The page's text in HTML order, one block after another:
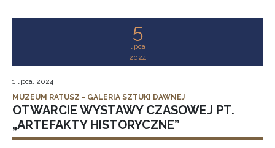
5
lipca
2024
1 lipca, 2024
MUZEUM RATUSZ - GALERIA SZTUKI DAWNEJ
OTWARCIE WYSTAWY CZASOWEJ PT.
„ARTEFAKTY HISTORYCZNE”